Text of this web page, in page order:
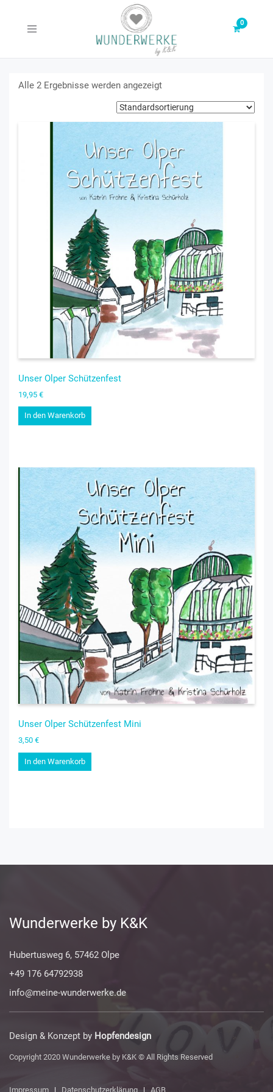
Toggle
Alle 2 Ergebnisse werden angezeigt
Unser Olper Schützenfest
19,95 €
In den Warenkorb
Unser Olper Schützenfest Mini
3,50 €
In den Warenkorb
Wunderwerke by K&K
Hubertusweg 6, 57462 Olpe
+49 176 64792938
info@meine-wunderwerke.de
Design & Konzept by Hopfendesign
Copyright 2020 Wunderwerke by K&K © All Rights Reserved
Impressum | Datenschutzerklärung | AGB